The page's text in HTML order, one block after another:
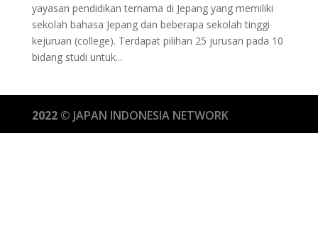
yayasan pendidikan ternama di Jepang yang memiliki
sekolah bahasa Jepang dan beberapa sekolah tinggi
kejuruan (college). Terdapat pilihan 25 jurusan pada 10
bidang studi untuk...
2022 © JAPAN INDONESIA NETWORK